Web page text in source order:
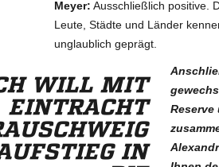
Meyer: Ausschließlich positive.
Leute, Städte und Länder
unglaublich geprägt.
WILL MIT
EINTRACHT
IN